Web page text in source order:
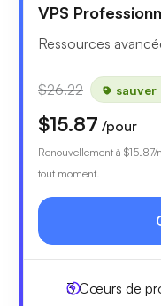
VPS
Ressources
$26.22
$15.87 /pour
Renouvellement à $15.87/
tout moment.
3Cœurs de